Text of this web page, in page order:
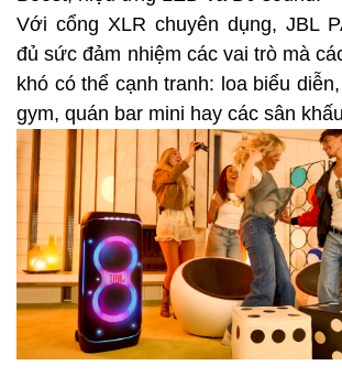
Với cổng XLR chuyên dụng, JBL
đủ sức đảm nhiệm các vai trò mà
khó có thể cạnh tranh: loa biểu
gym, quán bar mini hay các sân